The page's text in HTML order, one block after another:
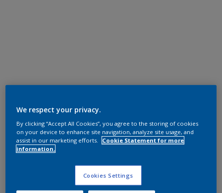
We respect your privacy.
By clicking “Accept All Cookies”, you agree to the storing of cookies
on your device to enhance site navigation, analyze site usage, and
assist in our marketing efforts.
Cookie Statement for more
information.
Cookies Settings